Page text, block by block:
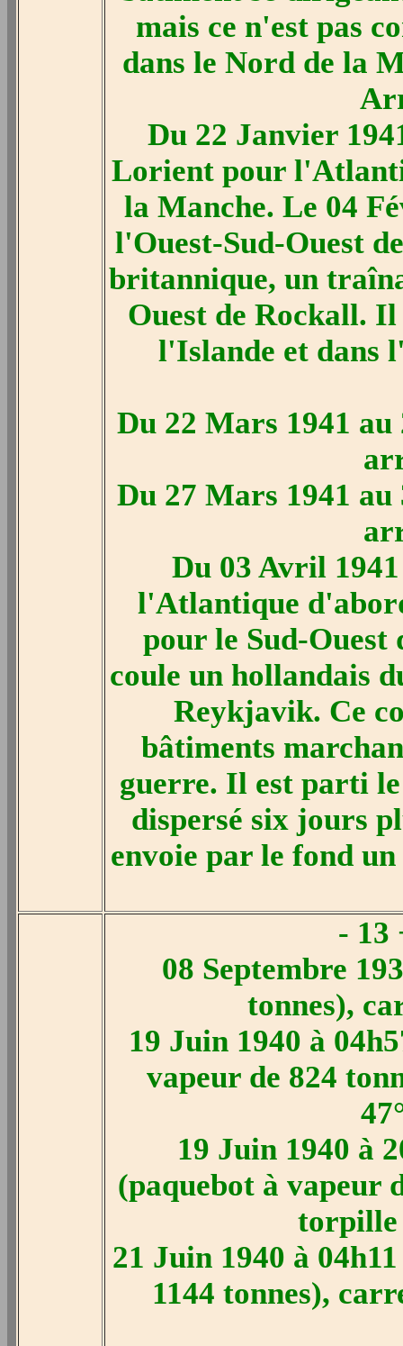
mais ce n'est pas
dans le Nord de la
Du 22 Janvier
Lorient pour
la Manche. Le 04
l'Ouest-Sud-Ouest
britannique, un
Ouest de Rockall.
l'Islande et dans
Du 22 Mars 1941
Du 27 Mars 1941
Du 03 Avril
l'Atlantique
pour le Sud-
coule un hollandais
Reykjavik. Ce
bâtiments
guerre. Il est parti
dispersé six jours
envoie par le fond
- 13
08 Septembre
tonnes),
19 Juin 1940 à
vapeur de 824
19 Juin 1940 à
(paquebot à vapeur
torpille
21 Juin 1940 à
1144 tonnes),